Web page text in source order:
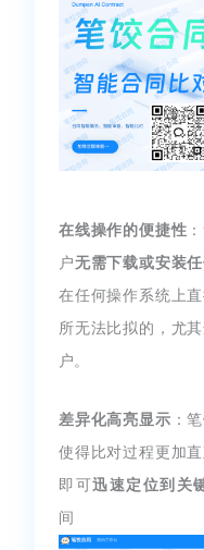
在线操作的便捷性
户无需下载或安装
在任何操作系统上
所无法比拟的，尤
户。
差异化高亮显示 ：
使得比对过程更加
即可迅速定位到关